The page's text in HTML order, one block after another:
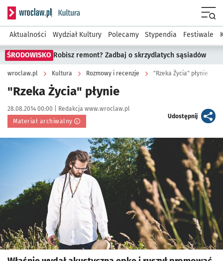
Serwis informacyjny wroclaw.pl podserwis: Kultura
Aktualności Wydział Kultury Polecamy Stypendia Festiwale
ŚRODOWISKO Robisz remont? Zadbaj o skrzydlatych sąsiadów
wroclaw.pl Kultura Rozmowy i recenzje "Rzeka Życia" płynie
"Rzeka Życia" płynie
Data publikacji:
28.08.2014 00:00 | Autor:
Redakcja www.wroclaw.pl
Materiał archiwalny
Udostępnijartykuł
Kliknij, aby powiększyć